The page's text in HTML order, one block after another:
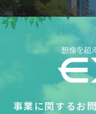
事業に関するお